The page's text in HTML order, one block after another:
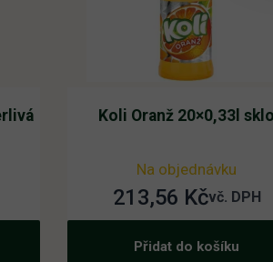
Koli Oranž 20×0,33l sklo
Na objednávku
213,56 Kčvč. DPH
Přidat do košíku